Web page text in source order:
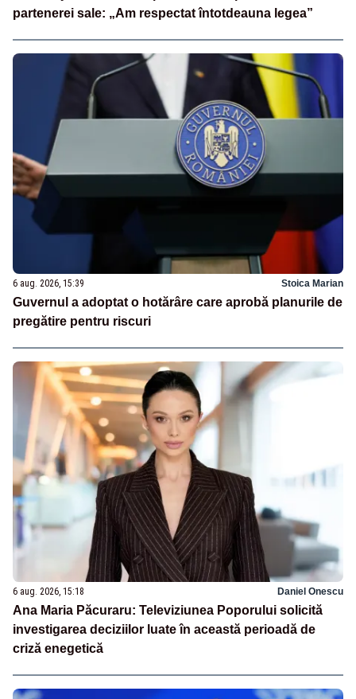
partenerei sale: „Am respectat întotdeauna legea”
6 aug. 2026, 15:39 Stoica Marian
Guvernul a adoptat o hotărâre care aprobă planurile de
pregătire pentru riscuri
6 aug. 2026, 15:18 Daniel Onescu
Ana Maria Păcuraru: Televiziunea Poporului solicită
investigarea deciziilor luate în această perioadă de
criză enegetică